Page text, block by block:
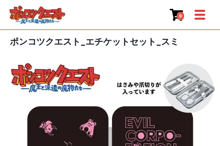
ポンコツクエスト_エチケットセット_スミ
0